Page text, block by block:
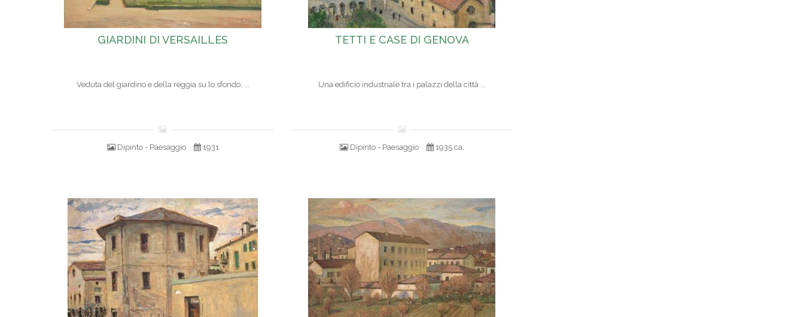
GIARDINI DI VERSAILLES
Veduta del giardino e della reggia su lo sfondo. ...
Dipinto - Paesaggio 1931
TETTI E CASE DI GENOVA
Una edificio industriale tra i palazzi della città ...
Dipinto - Paesaggio 1935 ca.